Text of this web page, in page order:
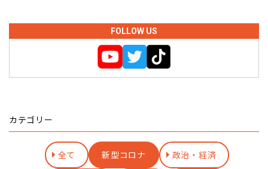
FOLLOW US
カテゴリー
全て 新型コロナ 政治・経済